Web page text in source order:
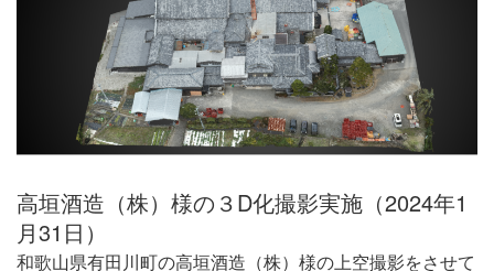
高垣酒造（株）様の３D化撮影実施（2024年1
月31日）
和歌山県有田川町の高垣酒造（株）様の上空撮影をさせて